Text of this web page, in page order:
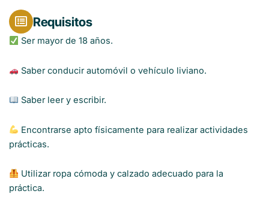
Requisitos
Ser mayor de 18 años.
Saber conducir automóvil o vehículo liviano.
Saber leer y escribir.
Encontrarse apto físicamente para realizar actividades
prácticas.
Utilizar ropa cómoda y calzado adecuado para la
práctica.